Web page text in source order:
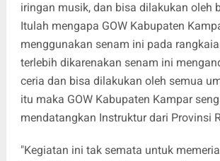
iringan musik, dan bisa dilakukan oleh
Itulah mengapa GOW Kabupaten
menggunakan senam ini pada
terlebih dikarenakan senam ini
ceria dan bisa dilakukan oleh semua
itu maka GOW Kabupaten Kampar
mendatangkan Instruktur dari Provinsi
"Kegiatan ini tak semata untuk